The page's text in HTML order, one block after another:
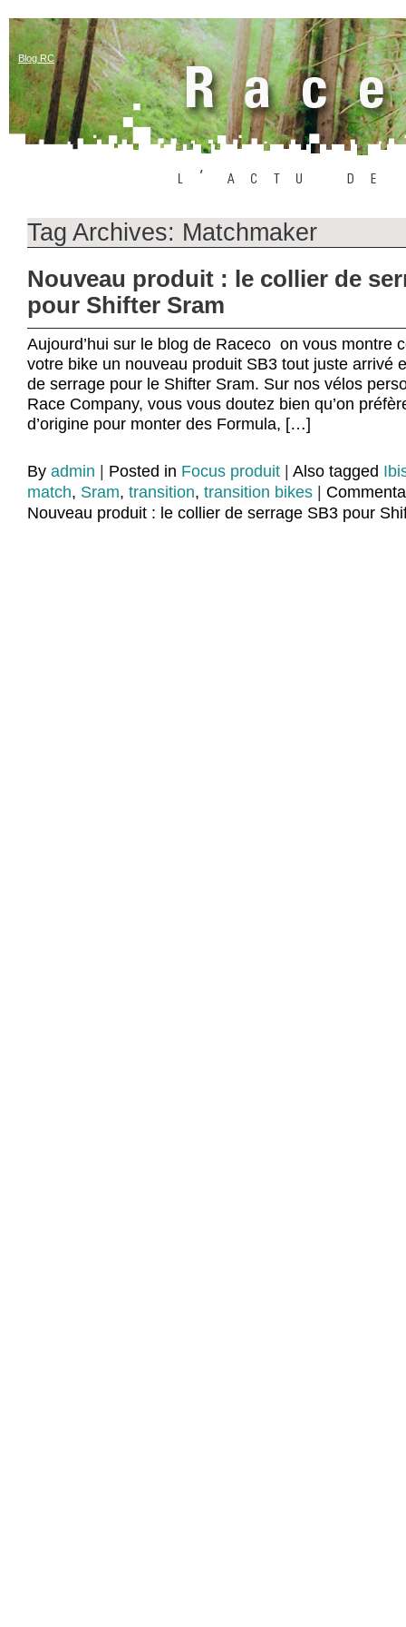
Blog RC
Tag Archives: Matchmaker
Nouveau produit : le collier de
pour Shifter Sram
Aujourd’hui sur le blog de Raceco on vous montre
votre bike un nouveau produit SB3 tout juste arrivé
de serrage pour le Shifter Sram. Sur nos vélos
Race Company, vous vous doutez bien qu’on
d’origine pour monter des Formula, […]
By admin Posted in Focus produit Also tagged
match, Sram, transition, transition bikes
Nouveau produit : le collier de serrage SB3 pour